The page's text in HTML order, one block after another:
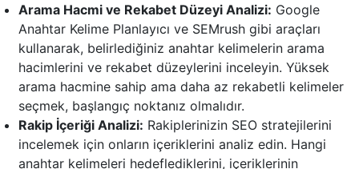
Arama Hacmi ve Rekabet Düzeyi Analizi: Google
Anahtar Kelime Planlayıcı ve SEMrush gibi araçları
kullanarak, belirlediğiniz anahtar kelimelerin arama
hacimlerini ve rekabet düzeylerini inceleyin. Yüksek
arama hacmine sahip ama daha az rekabetli kelimeler
seçmek, başlangıç noktanız olmalıdır.
Rakip İçeriği Analizi: Rakiplerinizin SEO stratejilerini
incelemek için onların içeriklerini analiz edin. Hangi
anahtar kelimeleri hedeflediklerini, içeriklerinin